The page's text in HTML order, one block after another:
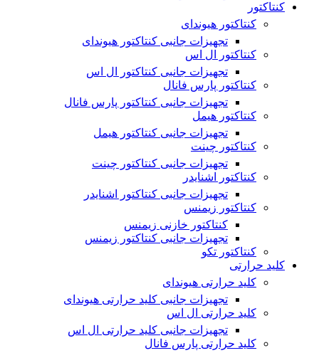
کنتاکتور
کنتاکتور هیوندای
تجهیزات جانبی کنتاکتور هیوندای
کنتاکتور ال اس
تجهیزات جانبی کنتاکتور ال اس
کنتاکتور پارس فانال
تجهیزات جانبی کنتاکتور پارس فانال
کنتاکتور هیمل
تجهیزات جانبی کنتاکتور هیمل
کنتاکتور چینت
تجهیزات جانبی کنتاکتور چینت
کنتاکتور اشنایدر
تجهیزات جانبی کنتاکتور اشنایدر
کنتاکتور زیمنس
کنتاکتور خازنی زیمنس
تجهیزات جانبی کنتاکتور زیمنس
کنتاکتور تکو
کلید حرارتی
کلید حرارتی هیوندای
تجهیزات جانبی کلید حرارتی هیوندای
کلید حرارتی ال اس
تجهیزات جانبی کلید حرارتی ال اس
کلید حرارتی پارس فانال